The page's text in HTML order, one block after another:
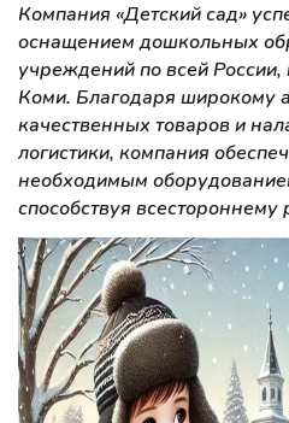
Компания «Детский сад»
оснащением дошкольных
учреждений по всей
Коми. Благодаря широкому
качественных товаров и
логистики, компания
необходимым
способствуя всестороннему